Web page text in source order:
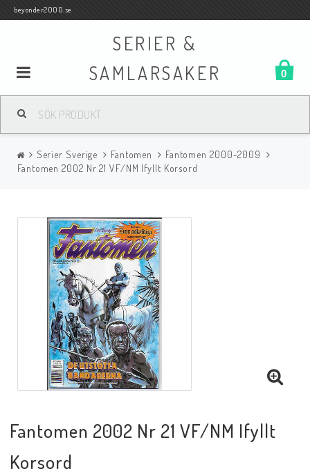
beyonder2000.se
SERIER &
SAMLARSAKER
0
Samlar- och Spelkort
Serier
Böcker
Mynt och Sedlar
Samlartillbehör
Serier Sverige Fantomen
Fantomen 2000-2009
Fantomen 2002 Nr 21 VF/NM Ifyllt Korsord
Fantomen 2002 Nr 21 VF/NM Ifyllt
Korsord